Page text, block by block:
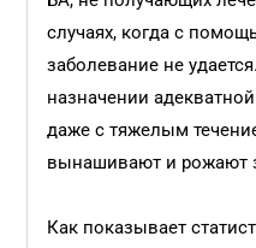
случаях, когда с
заболевание не
назначении
даже с тяжелым
вынашивают и рожают
Как показывает